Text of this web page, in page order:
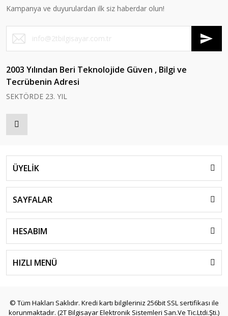
Kampanya ve duyurulardan ilk siz haberdar olun!
2003 Yılından Beri Teknolojide Güven , Bilgi ve
Tecrübenin Adresi
SEKTÖRDE 23. YIL
ÜYELİK
SAYFALAR
HESABIM
HIZLI MENÜ
© Tüm Hakları Saklıdır. Kredi kartı bilgileriniz 256bit SSL sertifikası ile
korunmaktadır. (2T Bilgisayar Elektronik Sistemleri San.Ve Tic.Ltdi.Şti.)